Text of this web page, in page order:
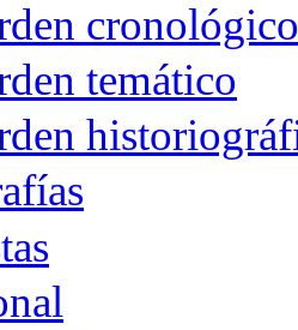
cronológico
temático